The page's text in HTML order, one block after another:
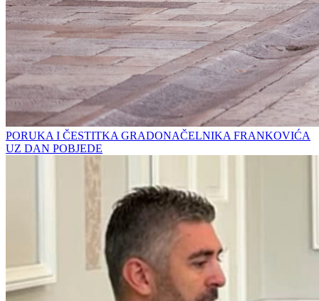
PORUKA I ČESTITKA GRADONAČELNIKA FRANKOVIĆA
UZ DAN POBJEDE